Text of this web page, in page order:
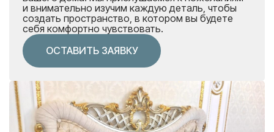
и внимательно изучим каждую деталь, чтобы
создать пространство, в котором вы будете
себя комфортно чувствовать.
ОСТАВИТЬ ЗАЯВКУ